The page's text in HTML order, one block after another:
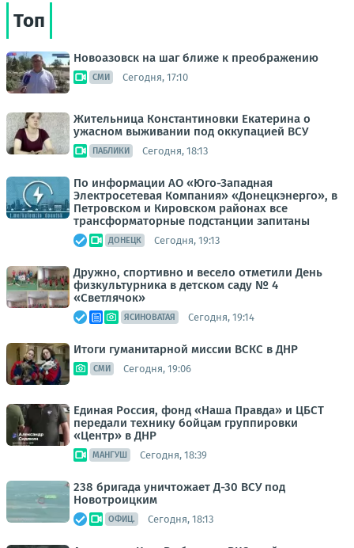
Топ
Новоазовск на шаг ближе к преображению
СМИ Сегодня, 17:10
Жительница Константиновки Екатерина о
ужасном выживании под оккупацией ВСУ
ПАБЛИКИ Сегодня, 18:13
По информации АО «Юго-Западная
Электросетевая Компания» «Донецкэнерго», в
Петровском и Кировском районах все
трансформаторные подстанции запитаны
ДОНЕЦК Сегодня, 19:13
Дружно, спортивно и весело отметили День
физкультурника в детском саду № 4
«Светлячок»
ЯСИНОВАТАЯ Сегодня, 19:14
Итоги гуманитарной миссии ВСКС в ДНР
СМИ Сегодня, 19:06
Единая Россия, фонд «Наша Правда» и ЦБСТ
передали технику бойцам группировки
«Центр» в ДНР
МАНГУШ Сегодня, 18:39
238 бригада уничтожает Д-30 ВСУ под
Новотроицким
ОФИЦ. Сегодня, 18:13